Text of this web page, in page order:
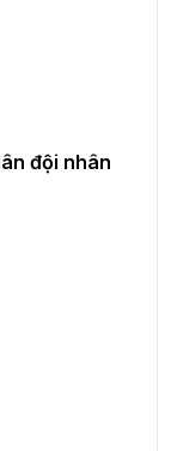
đội nhân